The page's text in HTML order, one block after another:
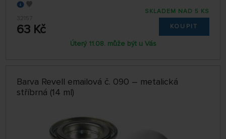
32157
63 Kč
SKLADEM NAD 5 KS
KOUPIT
Úterý 11.08. může být u Vás
Barva Revell emailová č. 090 – metalická
stříbrná (14 ml)